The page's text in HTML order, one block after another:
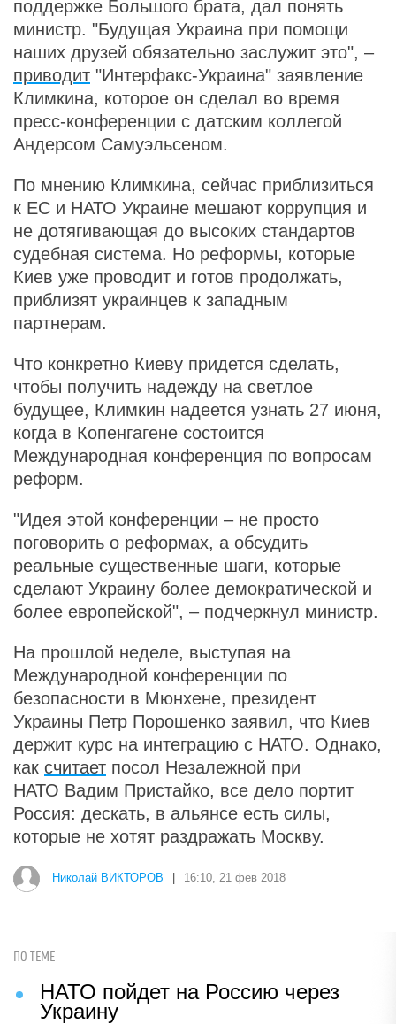
поддержке Большого брата, дал понять
министр. "Будущая Украина при помощи
наших друзей обязательно заслужит это", –
приводит "Интерфакс-Украина" заявление
Климкина, которое он сделал во время
пресс-конференции с датским коллегой
Андерсом Самуэльсеном.
По мнению Климкина, сейчас приблизиться
к ЕС и НАТО Украине мешают коррупция и
не дотягивающая до высоких стандартов
судебная система. Но реформы, которые
Киев уже проводит и готов продолжать,
приблизят украинцев к западным
партнерам.
Что конкретно Киеву придется сделать,
чтобы получить надежду на светлое
будущее, Климкин надеется узнать 27 июня,
когда в Копенгагене состоится
Международная конференция по вопросам
реформ.
"Идея этой конференции – не просто
поговорить о реформах, а обсудить
реальные существенные шаги, которые
сделают Украину более демократической и
более европейской", – подчеркнул министр.
На прошлой неделе, выступая на
Международной конференции по
безопасности в Мюнхене, президент
Украины Петр Порошенко заявил, что Киев
держит курс на интеграцию с НАТО. Однако,
как считает посол Незалежной при
НАТО Вадим Пристайко, все дело портит
Россия: дескать, в альянсе есть силы,
которые не хотят раздражать Москву.
Николай ВИКТОРОВ 16:10, 21 фев 2018
ПО ТЕМЕ
НАТО пойдет на Россию через
Украину